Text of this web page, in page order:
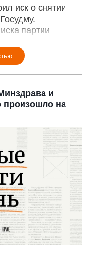
иск о снятии
партии
и
произошло на